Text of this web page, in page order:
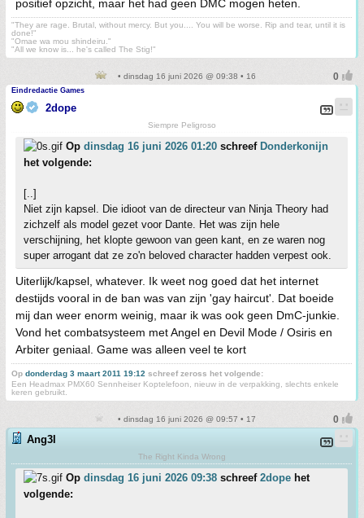
positief opzicht, maar het had geen DMC mogen heten.
"They are rage. Brutal, without mercy. But you.... You will be worse. Rip and tear, until it is
done!"
"Omae wa mou shindeiru."
"All we know is... he's called The Stig!"
• dinsdag 16 juni 2026 @ 09:38 • 16
Eindredactie Games
2dope
Siempre Peligroso
Op dinsdag 16 juni 2026 01:20 schreef Donderkonijn
het volgende:
[..]
Niet zijn kapsel. Die idioot van de directeur van Ninja Theory had
zichzelf als model gezet voor Dante. Het was zijn hele
verschijning, het klopte gewoon van geen kant, en ze waren nog
super arrogant dat ze zo'n beloved character hadden verpest ook.
Uiterlijk/kapsel, whatever. Ik weet nog goed dat het internet
destijds vooral in de ban was van zijn 'gay haircut'. Dat boeide
mij dan weer enorm weinig, maar ik was ook geen DmC-junkie.
Vond het combatsysteem met Angel en Devil Mode / Osiris en
Arbiter geniaal. Game was alleen veel te kort
Op donderdag 3 maart 2011 19:12 schreef zeross het volgende:
Een Headmax PMX60 Sennheiser Koptelefoon, nieuw in de verpakking, slechts enkele
keren gebruikt.
• dinsdag 16 juni 2026 @ 09:57 • 17
Ang3l
The Right Kinda Wrong
Op dinsdag 16 juni 2026 09:38 schreef 2dope het
volgende: